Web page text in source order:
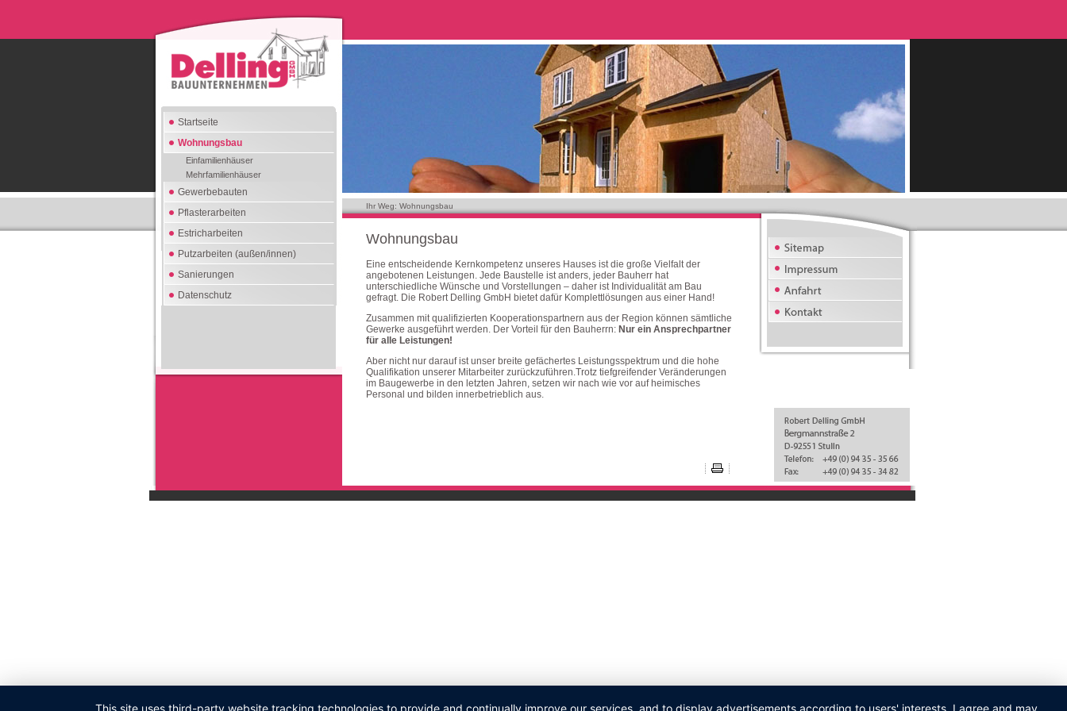
Startseite
Wohnungsbau
Einfamilienhäuser
Mehrfamilienhäuser
Gewerbebauten
Pflasterarbeiten
Estricharbeiten
Putzarbeiten (außen/innen)
Sanierungen
Datenschutz
Ihr Weg: Wohnungsbau
Wohnungsbau
Eine entscheidende Kernkompetenz unseres Hauses ist die große Vielfalt der
angebotenen Leistungen. Jede Baustelle ist anders, jeder Bauherr hat
unterschiedliche Wünsche und Vorstellungen – daher ist Individualität am Bau
gefragt. Die Robert Delling GmbH bietet dafür Komplettlösungen aus einer Hand!
Zusammen mit qualifizierten Kooperationspartnern aus der Region können sämtliche
Gewerke ausgeführt werden. Der Vorteil für den Bauherrn: Nur ein Ansprechpartner
für alle Leistungen!
Aber nicht nur darauf ist unser breite gefächertes Leistungsspektrum und die hohe
Qualifikation unserer Mitarbeiter zurückzuführen.Trotz tiefgreifender Veränderungen
im Baugewerbe in den letzten Jahren, setzen wir nach wie vor auf heimisches
Personal und bilden innerbetrieblich aus.
This site uses third-party website tracking technologies to provide and continually improve our services, and to display advertisements according to users' interests. I agree and may